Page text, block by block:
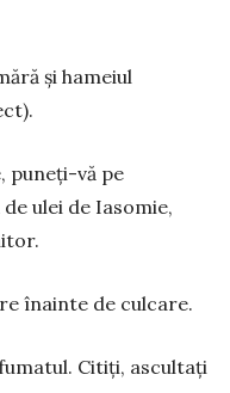
și hameiul
puneți-vă pe
ulei de Iasomie,
înainte de culcare.
Citiți, ascultați